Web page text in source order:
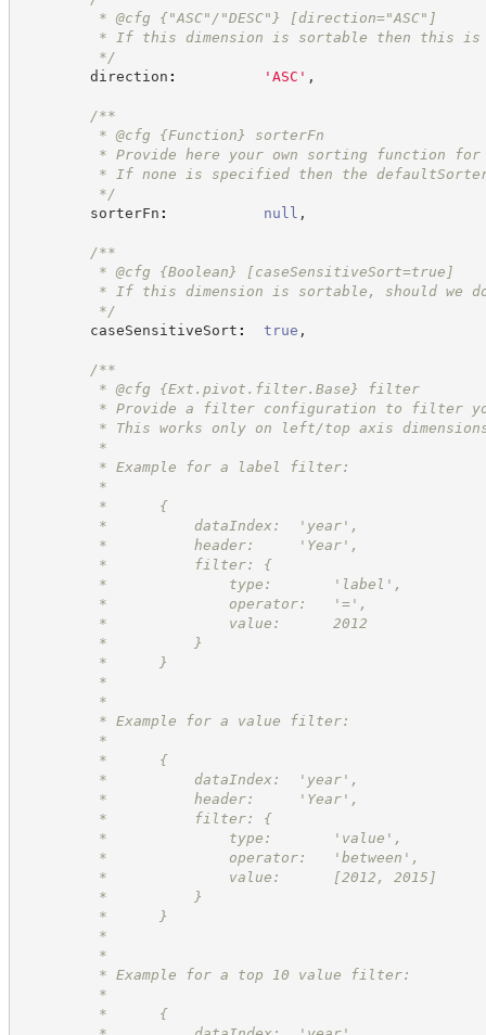
* @cfg {"ASC"/"DESC"} [direction="ASC"]
* If this dimension is sortable then this is
*/
direction : ' ASC ' ,
/**
* @cfg {Function}
sorterFn
* Provide here your own sorting function for
* If none is specified then the
*/
sorterFn : null ,
/**
* @cfg {Boolean}
[caseSensitiveSort=true]
* If this dimension is sortable, should we do
*/
caseSensitiveSort : true ,
/**
* @cfg {Ext.pivot.filter.Base}
filter
* Provide a filter configuration to filter
* This works only on left/top axis
*
* Example for a label filter:
*
*      {
*          dataIndex:  'year',
*          header:     'Year',
*          filter: {
*              type:       'label',
*              operator:   '=',
*              value:      2012
*          }
*      }
*
*
* Example for a value filter:
*
*      {
*          dataIndex:  'year',
*          header:     'Year',
*          filter: {
*              type:       'value',
*              operator:   'between',
*              value:      [2012, 2015]
*          }
*      }
*
*
* Example for a top 10 value filter:
*
*      {